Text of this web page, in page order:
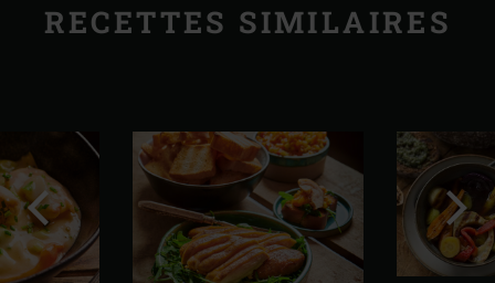
RECETTES SIMILAIRES
Diapo